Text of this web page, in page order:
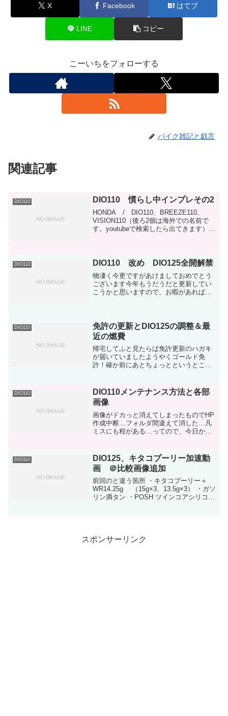
X Facebook はてブ
LINE コピー
こーいちをフォローする
バイク雑記と戯言
関連記事
DIO110 DIO110 慣らし中インプレその2
HONDA / DIO110、BREEZE110、
VISION110（後ろ2個は海外での名前で
す。youtubeで検索したら出てきます）さ
DIO110 DIO110 改め DIO125全開解禁
物凄く今更ですがあけましておめでとう
ございます今年もうだうだと更新してい
こうかと思いますので、お暇があれば覗
は後輩がVTR2...
DIO110
免許の更新とDIO125の調整＆最
近の燃費
帰宅してふと見たらば免許更新のハガキ
が届いていましたようやくゴールド免
許！確か前にあとちょっとというところ
確か前に車がいて、それに付いて行った
ら見事に車もろとも捕まった...
DIO110
DIO110メンテナンス方法と各部
画像
画像がドカっと消えてしまったものでHP
作成中断…フォルダ間違えて消した…凡
ミスにも程がある…ってので、今日か明
なと自分が初めてバイクを買った時はネ
ットが開通してなくて市...
DIO110
DIO125、キタコプーリー加速動
画 ＠比較画像追加
前回のと違う箇所 ・キタコプーリー＋
WR14.25g （15g×3、13.5g×3） ・ガソ
リン満タン ・POSH ツインコアシリコン
スポンサーリンク